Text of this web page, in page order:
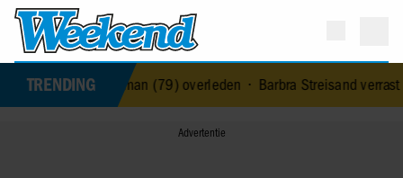
TRENDING
Jerney Kaagman (79) overleden• Barbra Streisand verrast